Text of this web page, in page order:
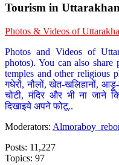
Tourism in
Photos & Videos of
Photos and Videos of
photos). You can also
temples and other religious
गधेरों, नौलों, खेत-खलिहानों,
चोटी, मंदिर और भी ना जाने
दिखाइये अपने फोटू..
Moderators:
Posts: 11,227
Topics: 97